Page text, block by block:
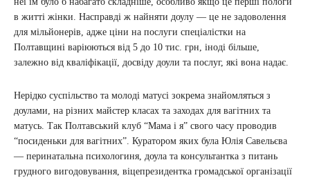
в житті жінки. Насправді ж найняти доулу — це не задоволення
для мільйонерів, адже ціни на послуги спеціалістки на
Полтавщині варіюються від 5 до 10 тис. грн, іноді більше,
залежно від кваліфікації, досвіду доули та послуг, які вона надає.
Нерідко суспільство та молоді матусі зокрема знайомляться з
доулами, на різних майстер класах та заходах для вагітних та
матусь. Так Полтавський клуб “Мама і я” свого часу проводив
“посиденьки для вагітних”. Куратором яких була Юлія Савельєва
— перинатальна психологиня, доула та консультантка з питань
грудного вигодовування, віцепрезидентка громадської організації